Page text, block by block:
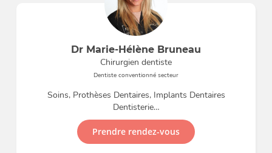
Dr Marie-Hélène Bruneau
Chirurgien dentiste
Dentiste conventionné secteur
Soins, Prothèses Dentaires, Implants Dentaires
Dentisterie…
Prendre rendez-vous